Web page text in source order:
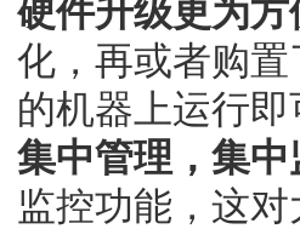
硬件升级更为方
化，再或者购
的机器上运行
集中管理，集
监控功能，这